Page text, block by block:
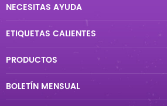
NECESITAS AYUDA
ETIQUETAS CALIENTES
PRODUCTOS
BOLETÍN MENSUAL